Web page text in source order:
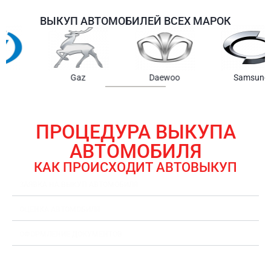
ВЫКУП АВТОМОБИЛЕЙ ВСЕХ МАРОК
Chrysler
ПРОЦЕДУРА ВЫКУПА
АВТОМОБИЛЯ
КАК ПРОИСХОДИТ АВТОВЫКУП